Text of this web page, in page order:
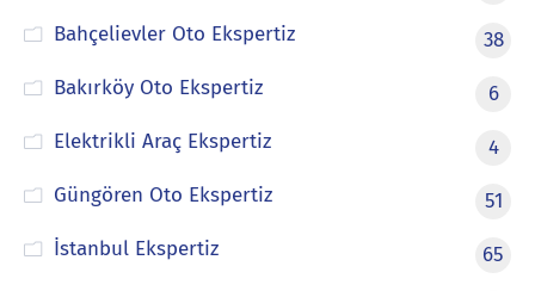
Bahçelievler Oto Ekspertiz
38
Bakırköy Oto Ekspertiz
6
Elektrikli Araç Ekspertiz
4
Güngören Oto Ekspertiz
51
İstanbul Ekspertiz
65